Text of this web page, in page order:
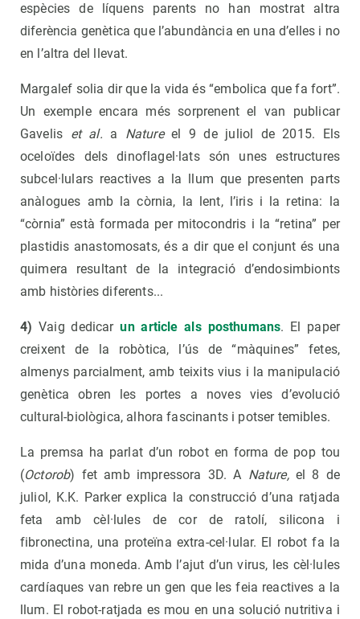
espècies de líquens parents no han mostrat altra
diferència genètica que l’abundància en una d’elles i no
en l’altra del llevat.
Margalef solia dir que la vida és “embolica que fa fort”.
Un exemple encara més sorprenent el van publicar
Gavelis et al. a Natureel 9 de juliol de 2015. Els
oceloïdes dels dinoflagel·lats són unes estructures
subcel·lulars reactives a la llum que presenten parts
anàlogues amb la còrnia, la lent, l’iris i la retina: la
“còrnia” està formada per mitocondris i la “retina” per
plastidis anastomosats, és a dir que el conjunt és una
quimera resultant de la integració d’endosimbionts
amb històries diferents...
4) Vaig dedicarun article als posthumans. El paper
creixent de la robòtica, l’ús de “màquines” fetes,
almenys parcialment, amb teixits vius i la manipulació
genètica obren les portes a noves vies d’evolució
cultural-biològica, alhora fascinants i potser temibles.
La premsa ha parlat d’un robot en forma de pop tou
(Octorob) fet amb impressora 3D. A Nature,el 8 de
juliol, K.K. Parker explica la construcció d’una ratjada
feta amb cèl·lules de cor de ratolí, silicona i
fibronectina, una proteïna extra-cel·lular. El robot fa la
mida d’una moneda. Amb l’ajut d’un virus, les cèl·lules
cardíaques van rebre un gen que les feia reactives a la
llum. El robot-ratjada es mou en una solució nutritiva i